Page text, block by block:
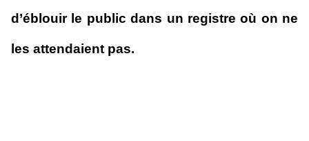
d’éblouir le public dans un registre où on ne
les attendaient pas.